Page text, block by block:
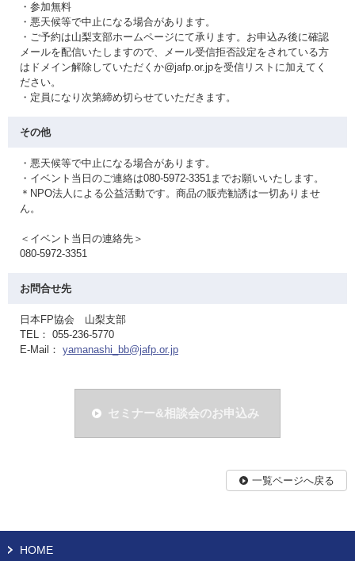
・参加無料
・悪天候等で中止になる場合があります。
・ご予約は山梨支部ホームページにて承ります。お申込み後に確認
メールを配信いたしますので、メール受信拒否設定をされている方
はドメイン解除していただくか@jafp.or.jpを受信リストに加えてく
ださい。
・定員になり次第締め切らせていただきます。
その他
・悪天候等で中止になる場合があります。
・イベント当日のご連絡は080-5972-3351までお願いいたします。
＊NPO法人による公益活動です。商品の販売勧誘は一切ありませ
ん。
＜イベント当日の連絡先＞
080-5972-3351
お問合せ先
日本FP協会 山梨支部
TEL： 055-236-5770
E-Mail： yamanashi_bb@jafp.or.jp
セミナー&相談会のお申込み
一覧ページへ戻る
HOME